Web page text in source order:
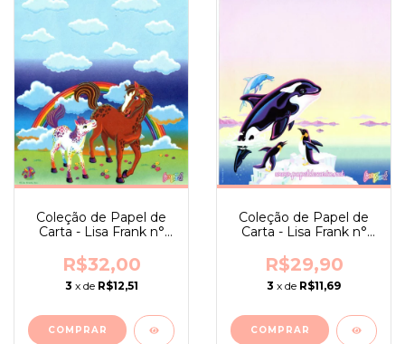
Coleção de Papel de
Carta - Lisa Frank n°
R$32,00
3 x de R$12,51
Coleção de Papel de
Carta - Lisa Frank n°
R$29,90
3 x de R$11,69